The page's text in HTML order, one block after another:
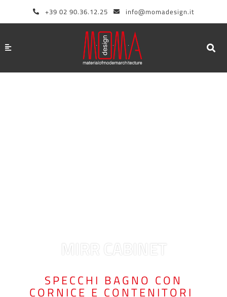
+39 02 90.36.12.25 info@momadesign.it
MIRR CABINET
SPECCHI BAGNO CON
CORNICE E CONTENITORI